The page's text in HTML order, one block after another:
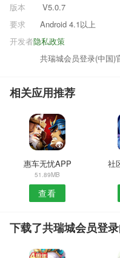
版本
V5.0.7
要求
Android 4.1以上
隐私政策
开发者
共瑞城会员登录(中国)
相关应用推荐
惠车无忧APP
51.89MB
查看
社
下载了共瑞城会员登